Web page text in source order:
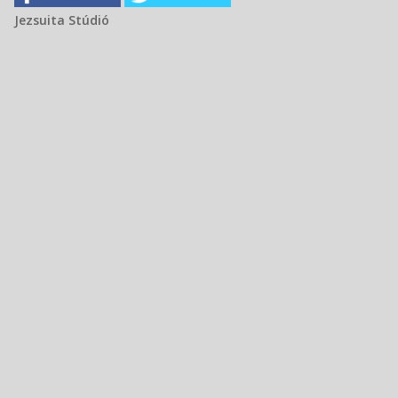
Jezsuita Stúdió